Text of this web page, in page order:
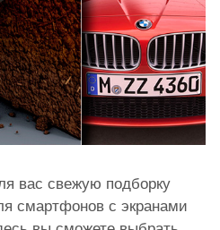
вас свежую подборку
смартфонов с экранами